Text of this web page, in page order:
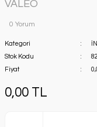
VALEO
0 Yorum
Kategori
Stok Kodu
Fiyat
0,00 TL